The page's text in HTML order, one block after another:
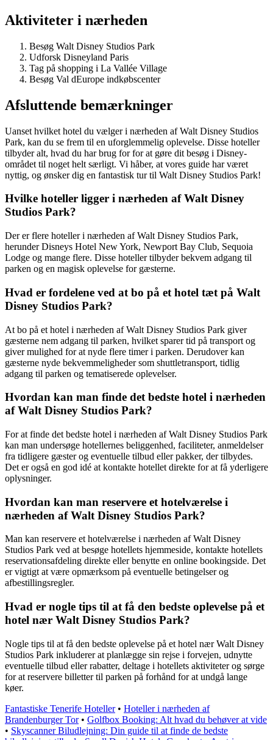
Aktiviteter i nærheden
Besøg Walt Disney Studios Park
Udforsk Disneyland Paris
Tag på shopping i La Vallée Village
Besøg Val dEurope indkøbscenter
Afsluttende bemærkninger
Uanset hvilket hotel du vælger i nærheden af Walt Disney Studios
Park, kan du se frem til en uforglemmelig oplevelse. Disse hoteller
tilbyder alt, hvad du har brug for for at gøre dit besøg i Disney-
området til noget helt særligt. Vi håber, at vores guide har været
nyttig, og ønsker dig en fantastisk tur til Walt Disney Studios Park!
Hvilke hoteller ligger i nærheden af ​​Walt Disney
Studios Park?
Der er flere hoteller i nærheden af Walt Disney Studios Park,
herunder Disneys Hotel New York, Newport Bay Club, Sequoia
Lodge og mange flere. Disse hoteller tilbyder bekvem adgang til
parken og en magisk oplevelse for gæsterne.
Hvad er fordelene ved at bo på et hotel tæt på Walt
Disney Studios Park?
At bo på et hotel i nærheden af Walt Disney Studios Park giver
gæsterne nem adgang til parken, hvilket sparer tid på transport og
giver mulighed for at nyde flere timer i parken. Derudover kan
gæsterne nyde bekvemmeligheder som shuttletransport, tidlig
adgang til parken og tematiserede oplevelser.
Hvordan kan man finde det bedste hotel i nærheden
af Walt Disney Studios Park?
For at finde det bedste hotel i nærheden af Walt Disney Studios Park
kan man undersøge hotellernes beliggenhed, faciliteter, anmeldelser
fra tidligere gæster og eventuelle tilbud eller pakker, der tilbydes.
Det er også en god idé at kontakte hotellet direkte for at få yderligere
oplysninger.
Hvordan kan man reservere et hotelværelse i
nærheden af Walt Disney Studios Park?
Man kan reservere et hotelværelse i nærheden af Walt Disney
Studios Park ved at besøge hotellets hjemmeside, kontakte hotellets
reservationsafdeling direkte eller benytte en online bookingside. Det
er vigtigt at være opmærksom på eventuelle betingelser og
afbestillingsregler.
Hvad er nogle tips til at få den bedste oplevelse på et
hotel nær Walt Disney Studios Park?
Nogle tips til at få den bedste oplevelse på et hotel nær Walt Disney
Studios Park inkluderer at planlægge sin rejse i forvejen, udnytte
eventuelle tilbud eller rabatter, deltage i hotellets aktiviteter og sørge
for at reservere billetter til parken på forhånd for at undgå lange
køer.
Fantastiske Tenerife Hoteller• Hoteller i nærheden af
Brandenburger Tor• Golfbox Booking: Alt hvad du behøver at vide
• Skyscanner Biludlejning: Din guide til at finde de bedste